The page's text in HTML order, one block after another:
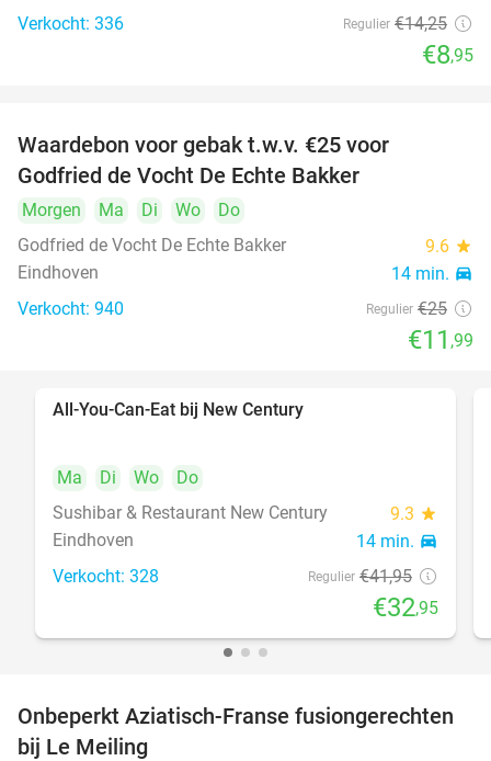
Verkocht: 336 Regulier €14,25
€8,95
Waardebon voor gebak t.w.v. €25 voor
Godfried de Vocht De Echte Bakker
Morgen Ma Di Wo
Do
Godfried de Vocht De Echte Bakker
9.6 star
Eindhoven 14 min. directions_car
Verkocht: 940 Regulier €25
€11 ,99
All-You-Can-Eat bij New Century
Ma Di Wo
Do
Sushibar & Restaurant New Century
9.3 star
Eindhoven 14 min. directions_car
Verkocht: 328 Regulier €41,95
€32,95
19%
Onbeperkt Aziatisch-Franse fusiongerechten
bij Le Meiling